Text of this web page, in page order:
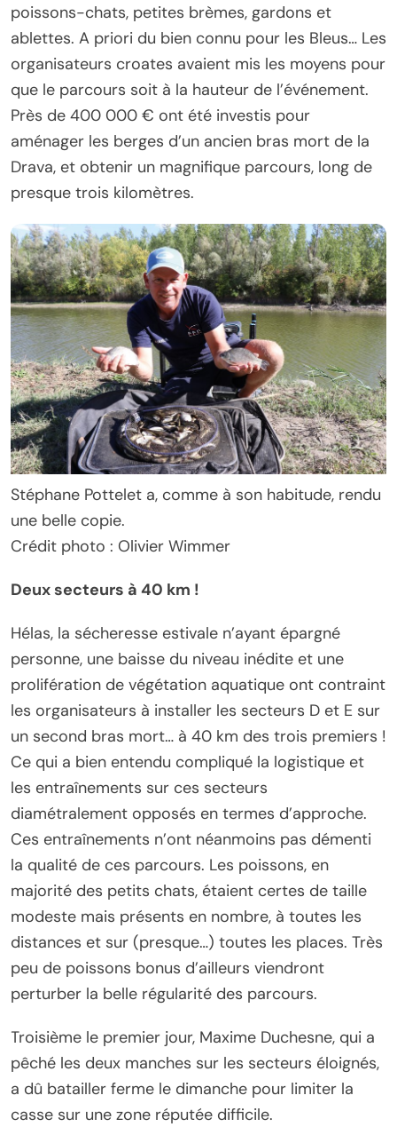
poissons-chats, petites brèmes, gardons et
ablettes. A priori du bien connu pour les Bleus… Les
organisateurs croates avaient mis les moyens pour
que le parcours soit à la hauteur de l’événement.
Près de 400 000 € ont été investis pour
aménager les berges d’un ancien bras mort de la
Drava, et obtenir un magnifique parcours, long de
presque trois kilomètres.
Stéphane Pottelet a, comme à son habitude, rendu
une belle copie.
Crédit photo : Olivier Wimmer
Deux secteurs à 40 km !
Hélas, la sécheresse estivale n’ayant épargné
personne, une baisse du niveau inédite et une
prolifération de végétation aquatique ont contraint
les organisateurs à installer les secteurs D et E sur
un second bras mort… à 40 km des trois premiers !
Ce qui a bien entendu compliqué la logistique et
les entraînements sur ces secteurs
diamétralement opposés en termes d’approche.
Ces entraînements n’ont néanmoins pas démenti
la qualité de ces parcours. Les poissons, en
majorité des petits chats, étaient certes de taille
modeste mais présents en nombre, à toutes les
distances et sur (presque…) toutes les places. Très
peu de poissons bonus d’ailleurs viendront
perturber la belle régularité des parcours.
Troisième le premier jour, Maxime Duchesne, qui a
pêché les deux manches sur les secteurs éloignés,
a dû batailler ferme le dimanche pour limiter la
casse sur une zone réputée difficile.